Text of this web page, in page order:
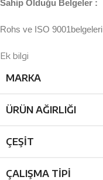
Sahip Olduğu Belgeler :
Rohs ve ISO 9001belgeleri
Ek bilgi
MARKA
ÜRÜN AĞIRLIĞI
ÇEŞIT
ÇALIŞMA TIPI